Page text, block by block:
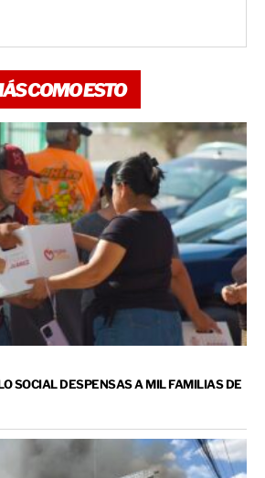
COMO ESTO
SOCIAL DESPENSAS A MIL FAMILIAS DE